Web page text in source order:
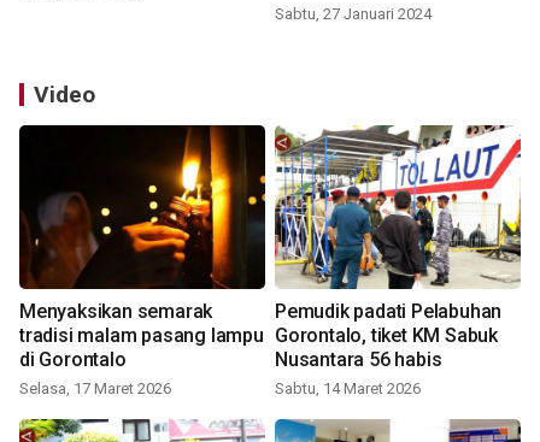
Sabtu, 27 Januari 2024
Video
Menyaksikan semarak
tradisi malam pasang lampu
di Gorontalo
Selasa, 17 Maret 2026
Pemudik padati Pelabuhan
Gorontalo, tiket KM Sabuk
Nusantara 56 habis
Sabtu, 14 Maret 2026